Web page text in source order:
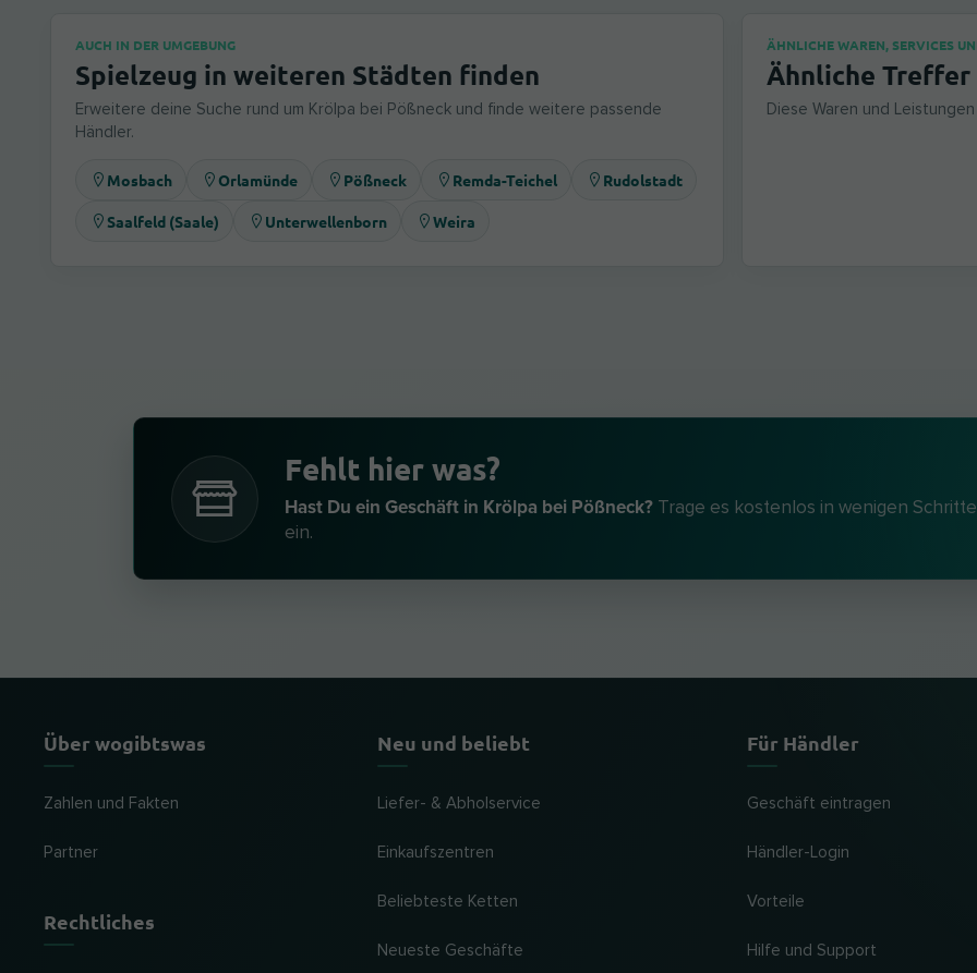
AUCH IN DER UMGEBUNG
Spielzeug in weiteren Städten finden
Erweitere deine Suche rund um Krölpa bei Pößneck und finde weitere passende
Händler.
Mosbach Orlamünde Pößneck Remda-Teichel Rudolstadt
Saalfeld (Saale) Unterwellenborn Weira
ÄHNLICHE WAREN, SERVICES
Ähnliche
Diese Waren und
Fehlt hier was?
Hast Du ein Geschäft in Krölpa bei Pößneck? Trage es kostenlos in wenigen
ein.
Über wogibtswas
Zahlen und Fakten
Partner
Rechtliches
Neu und beliebt
Liefer- & Abholservice
Einkaufszentren
Beliebteste Ketten
Neueste Geschäfte
Für Händler
Geschäft eintragen
Händler-Login
Vorteile
Hilfe und Support